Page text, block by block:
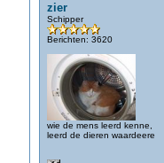
zier
Schipper
Berichten: 3620
wie de mens leerd kenne,
leerd de dieren waardeere